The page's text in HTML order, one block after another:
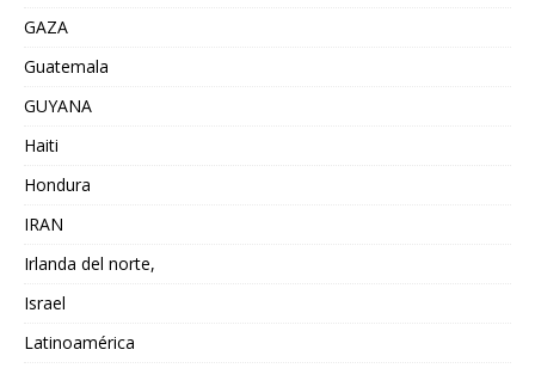
GAZA
Guatemala
GUYANA
Haiti
Hondura
IRAN
Irlanda del norte,
Israel
Latinoamérica